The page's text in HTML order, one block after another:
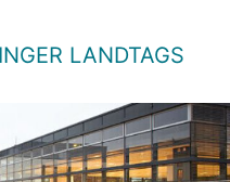
LANDTAGS